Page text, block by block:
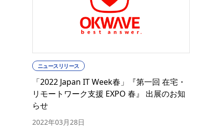
ニュースリリース
「2022 Japan IT Week春」『第一回 在宅・
リモートワーク支援 EXPO 春』 出展のお知
らせ
2022年03月28日